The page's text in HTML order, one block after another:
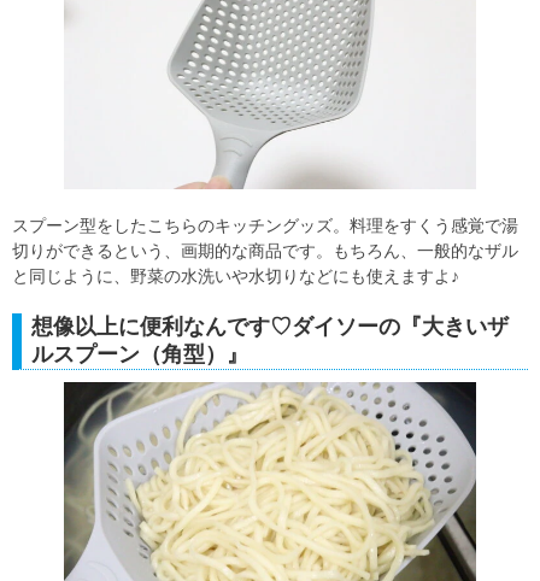
スプーン型をしたこちらのキッチングッズ。料理をすくう感覚で湯
切りができるという、画期的な商品です。もちろん、一般的なザル
と同じように、野菜の水洗いや水切りなどにも使えますよ♪
想像以上に便利なんです♡ダイソーの『大きいザ
ルスプーン（角型）』